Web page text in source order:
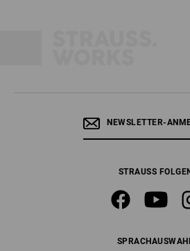
NEWSLETTER-
STRAUSS FOLGEN